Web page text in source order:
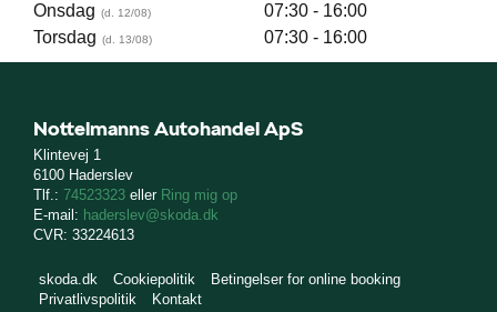
Onsdag
07:30 - 16:00
Torsdag
07:30 - 16:00
Nottelmanns Autohandel ApS
Klintevej 1
6100 Haderslev
Tlf.: 74523323 eller Ring mig op
E-mail: haderslev@skoda.dk
CVR: 33224613
skoda.dk Cookiepolitik
Betingelser for online booking
Privatlivspolitik
Kontakt